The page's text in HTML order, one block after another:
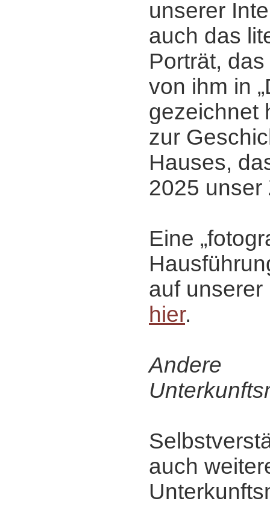
unserer
auch das
Porträt,
von ihm in
gezeichnet
zur
Hauses,
2025 unser
Eine
auf unserer
hier.
Andere
auch